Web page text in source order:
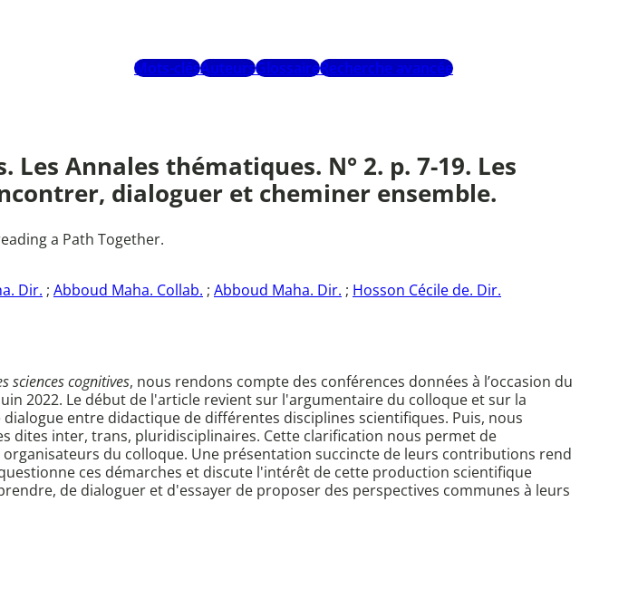
Mots-clésAuteursGlossaireRecherche avancée
Annales thématiques. N° 2. p. 7-19. Les
dialoguer et cheminer ensemble.
a Path Together.
Dir. ; Abboud Maha. Collab. ; Abboud Maha. Dir. ; Hosson Cécile de. Dir.
sciences cognitives, nous rendons compte des conférences données à l’occasion du
2022. Le début de l'article revient sur l'argumentaire du colloque et sur la
entre didactique de différentes disciplines scientifiques. Puis, nous
inter, trans, pluridisciplinaires. Cette clarification nous permet de
du colloque. Une présentation succincte de leurs contributions rend
ces démarches et discute l'intérêt de cette production scientifique
de dialoguer et d'essayer de proposer des perspectives communes à leurs